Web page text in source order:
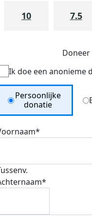
10 7.5
Doneer
Ik doe een anonieme
Donation Type
Persoonlijke
donatie